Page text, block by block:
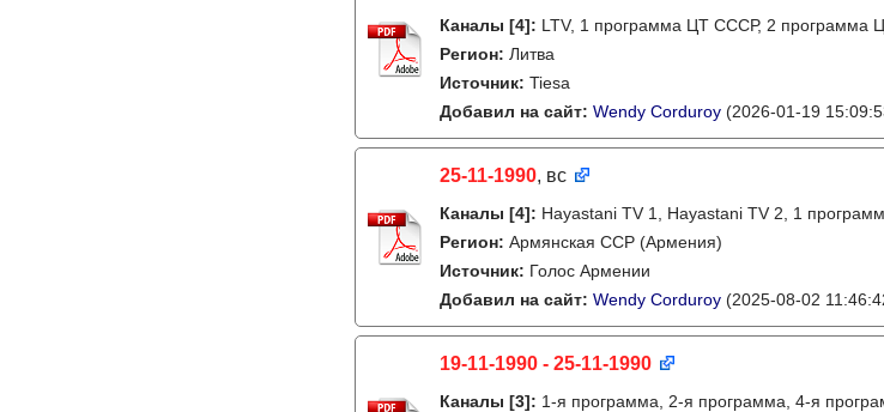
Каналы [4]: LTV, 1 программа ЦТ СССР, 2 программа
Регион: Литва
Источник: Tiesa
Добавил на сайт: Wendy Corduroy (2026-01-19
25-11-1990, вс
Каналы [4]: Hayastani TV 1, Hayastani TV 2, 1
Регион: Армянская ССР (Армения)
Источник: Голос Армении
Добавил на сайт: Wendy Corduroy (2025-08-02
19-11-1990 - 25-11-1990
Каналы [3]: 1-я программа, 2-я программа, 4-я